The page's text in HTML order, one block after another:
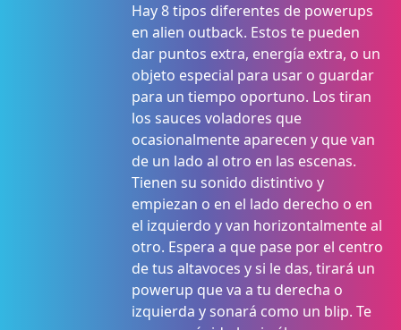
Hay 8 tipos diferentes de powerups
en alien outback. Estos te pueden
dar puntos extra, energía extra, o un
objeto especial para usar o guardar
para un tiempo oportuno. Los tiran
los sauces voladores que
ocasionalmente aparecen y que van
de un lado al otro en las escenas.
Tienen su sonido distintivo y
empiezan o en el lado derecho o en
el izquierdo y van horizontalmente al
otro. Espera a que pase por el centro
de tus altavoces y si le das, tirará un
powerup que va a tu derecha o
izquierda y sonará como un blip. Te